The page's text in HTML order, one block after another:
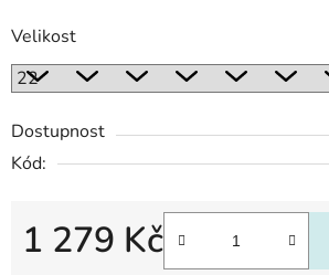
Velikost
Dostupnost
Kód:
1 279 Kč